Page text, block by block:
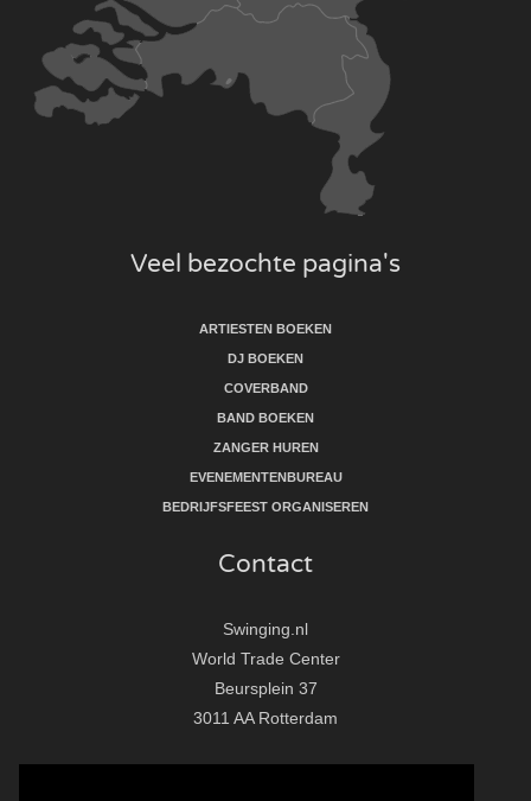
Veel bezochte pagina's
ARTIESTEN BOEKEN
DJ BOEKEN
COVERBAND
BAND BOEKEN
ZANGER HUREN
EVENEMENTENBUREAU
BEDRIJFSFEEST ORGANISEREN
Contact
Swinging.nl
World Trade Center
Beursplein 37
3011 AA Rotterdam